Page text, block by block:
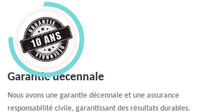
Garantie decennale
Nous avons une garantie décennale et une assurance
responsabilité civile, garantissant des résultats durables.